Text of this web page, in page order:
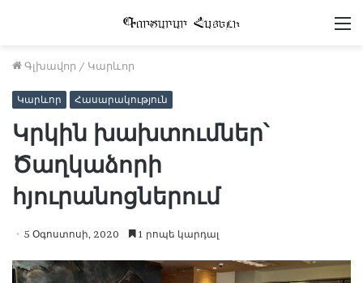
Գլխավոր / Կարևոր
Կարևոր Հասարակություն
Կրկին խախտումներ՝
Ծաղկաձորի
հյուրանոցներում
5 Օգոստոսի, 2020 1 րոպե կարդալ